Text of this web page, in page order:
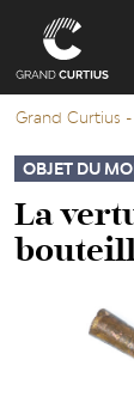
contenu
principal
Grand Curtius
OBJET DU
La